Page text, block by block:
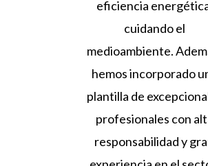
eficiencia
cuidando el
medioambiente.
hemos incorporado
plantilla de
profesionales con
responsabilidad y